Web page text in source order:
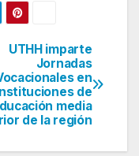
UTHH imparte
Jornadas
en
de
media
de la región